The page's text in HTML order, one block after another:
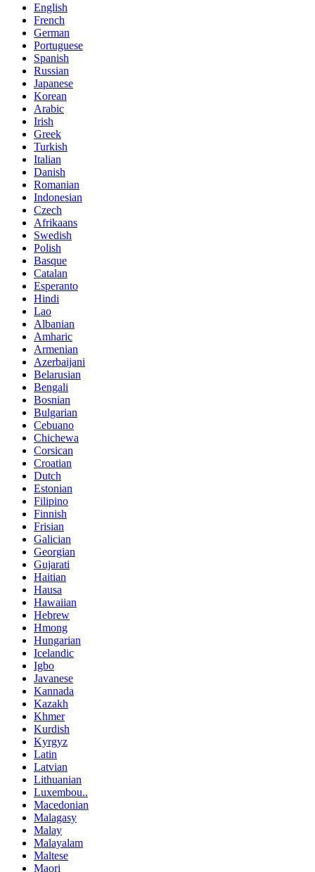
English
French
German
Portuguese
Spanish
Russian
Japanese
Korean
Arabic
Irish
Greek
Turkish
Italian
Danish
Romanian
Indonesian
Czech
Afrikaans
Swedish
Polish
Basque
Catalan
Esperanto
Hindi
Lao
Albanian
Amharic
Armenian
Azerbaijani
Belarusian
Bengali
Bosnian
Bulgarian
Cebuano
Chichewa
Corsican
Croatian
Dutch
Estonian
Filipino
Finnish
Frisian
Galician
Georgian
Gujarati
Haitian
Hausa
Hawaiian
Hebrew
Hmong
Hungarian
Icelandic
Igbo
Javanese
Kannada
Kazakh
Khmer
Kurdish
Kyrgyz
Latin
Latvian
Lithuanian
Luxembou..
Macedonian
Malagasy
Malay
Malayalam
Maltese
Maori